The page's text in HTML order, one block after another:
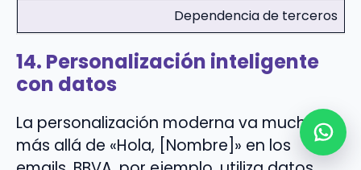
Dependencia de terceros
14. Personalización inteligente
con datos
La personalización moderna va mucho
más allá de «Hola, [Nombre]» en los